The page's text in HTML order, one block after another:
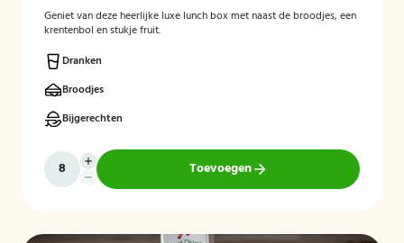
Geniet van deze heerlijke luxe lunch box met naast de broodjes, een
krentenbol en stukje fruit.
Dranken
Broodjes
Bijgerechten
Toevoegen